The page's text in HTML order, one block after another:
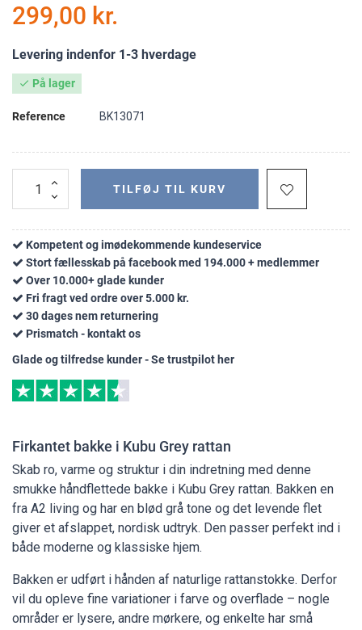
299,00 kr.
Levering indenfor 1-3 hverdage
 På lager
Reference BK13071
TILFØJ TIL KURV
Kompetent og imødekommende kundeservice
Stort fællesskab på facebook med 194.000 + medlemmer
Over 10.000+ glade kunder
Fri fragt ved ordre over 5.000 kr.
30 dages nem returnering
Prismatch - kontakt os
Glade og tilfredse kunder - Se trustpilot her
Firkantet bakke i Kubu Grey rattan
Skab ro, varme og struktur i din indretning med denne
smukke håndflettede bakke i Kubu Grey rattan. Bakken en
fra A2 living og har en blød grå tone og det levende flet
giver et afslappet, nordisk udtryk. Den passer perfekt ind i
både moderne og klassiske hjem.
Bakken er udført i hånden af naturlige rattanstokke. Derfor
vil du opleve fine variationer i farve og overflade – nogle
områder er lysere, andre mørkere, og enkelte har små